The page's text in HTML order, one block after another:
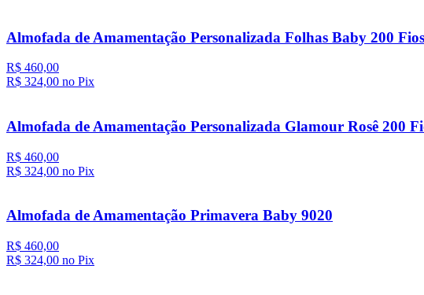
Almofada de Amamentação Personalizada Folhas Baby 200
R$ 460,00
R$ 324,00 no Pix
Almofada de Amamentação Personalizada Glamour Rosê 200
R$ 460,00
R$ 324,00 no Pix
Almofada de Amamentação Primavera Baby 9020
R$ 460,00
R$ 324,00 no Pix